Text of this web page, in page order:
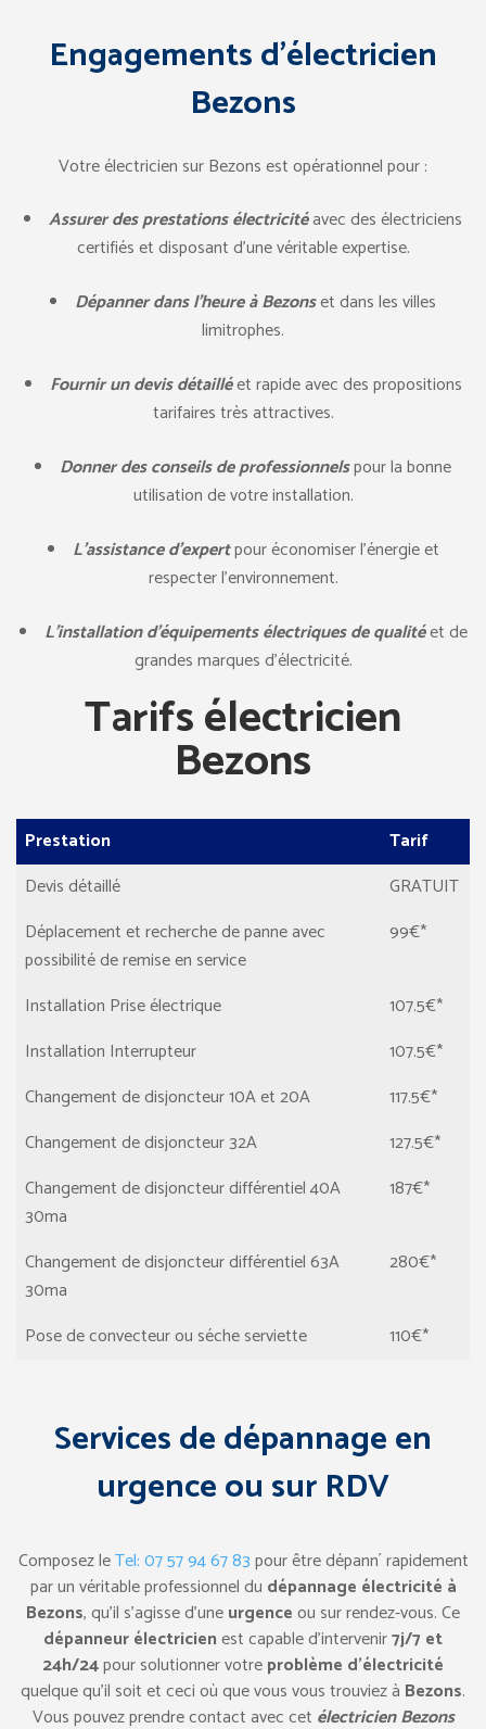
Engagements d’électricien
Bezons
Votre électricien sur Bezons est opérationnel pour :
Assurer des prestations électricitéavec des électriciens
certifiés et disposant d’une véritable expertise.
Dépanner dans l’heure à Bezonset dans les villes
limitrophes.
Fournir un devis détailléet rapide avec des propositions
tarifaires très attractives.
Donner des conseils de professionnelspour la bonne
utilisation de votre installation.
L’assistance d’expertpour économiser l’énergie et
respecter l’environnement.
L’installation d’équipements électriques de qualitéet de
grandes marques d’électricité.
Tarifs électricien
Bezons
Prestation
Tarif
Devis détaillé
GRATUIT
Déplacement et recherche de panne avec
possibilité de remise en service
99€*
Installation Prise électrique
107.5€*
Installation Interrupteur
107.5€*
Changement de disjoncteur 10A et 20A
117.5€*
Changement de disjoncteur 32A
127.5€*
Changement de disjoncteur différentiel 40A
30ma
187€*
Changement de disjoncteur différentiel 63A
30ma
280€*
Pose de convecteur ou séche serviette 110€*
Services de dépannage en
urgence ou sur RDV
Composez leTel: 07 57 94 67 83pour être dépann´ rapidement
par un véritable professionnel du dépannage électricité à
Bezons, qu’il s’agisse d’uneurgenceou sur rendez-vous. Ce
dépanneur électricienest capable d’intervenir7j/7 et
24h/24pour solutionner votreproblème d’électricité
quelque qu’il soit et ceci où que vous vous trouviez à Bezons.
Vous pouvez prendre contact avec cet électricien Bezons